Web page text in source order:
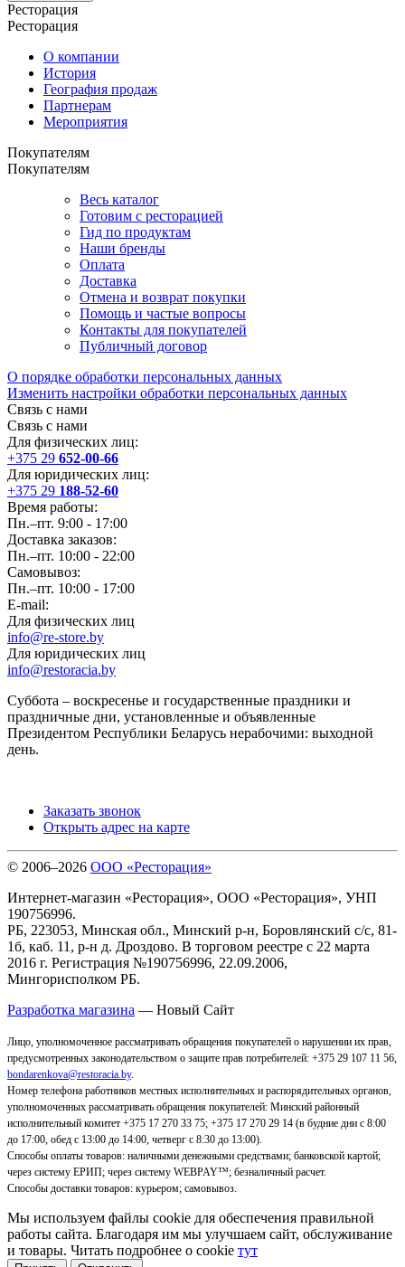
Ресторация
Ресторация
О компании
История
География продаж
Партнерам
Мероприятия
Покупателям
Покупателям
Весь каталог
Готовим с ресторацией
Гид по продуктам
Наши бренды
Оплата
Доставка
Отмена и возврат покупки
Помощь и частые вопросы
Контакты для покупателей
Публичный договор
О порядке обработки персональных данных
Изменить настройки обработки персональных данных
Связь с нами
Связь с нами
Для физических лиц:
+375 29 652-00-66
Для юридических лиц:
+375 29 188-52-60
Время работы:
Пн.–пт. 9:00 - 17:00
Доставка заказов:
Пн.–пт. 10:00 - 22:00
Самовывоз:
Пн.–пт. 10:00 - 17:00
E-mail:
Для физических лиц
info@re-store.by
Для юридических лиц
info@restoracia.by
Суббота – воскресенье и государственные праздники и
праздничные дни, установленные и объявленные
Президентом Республики Беларусь нерабочими: выходной
день.
Заказать звонок
Открыть адрес на карте
© 2006–2026 ООО «Ресторация»
Интернет-магазин «Ресторация», ООО «Ресторация», УНП
190756996.
РБ, 223053, Минская обл., Минский р-н, Боровлянский с/с, 81-
1б, каб. 11, р-н д. Дроздово. В торговом реестре с 22 марта
2016 г. Регистрация №190756996, 22.09.2006,
Мингорисполком РБ.
Разработка магазина — Новый Сайт
Лицо, уполномоченное рассматривать обращения покупателей о нарушении их прав,
предусмотренных законодательством о защите прав потребителей: +375 29 107 11 56,
bondarenkova@restoracia.by.
Номер телефона работников местных исполнительных и распорядительных органов,
уполномоченных рассматривать обращения покупателей: Минский районный
исполнительный комитет +375 17 270 33 75; +375 17 270 29 14 (в будние дни с 8:00
до 17:00, обед с 13:00 до 14:00, четверг с 8:30 до 13:00).
Способы оплаты товаров: наличными денежными средствами; банковской картой;
через систему ЕРИП; через систему WEBPAY™; безналичный расчет.
Способы доставки товаров: курьером; самовывоз
Мы используем файлы cookie для обеспечения правильной
работы сайта. Благодаря им мы улучшаем сайт, обслуживание
и товары. Читать подробнее о cookie тут